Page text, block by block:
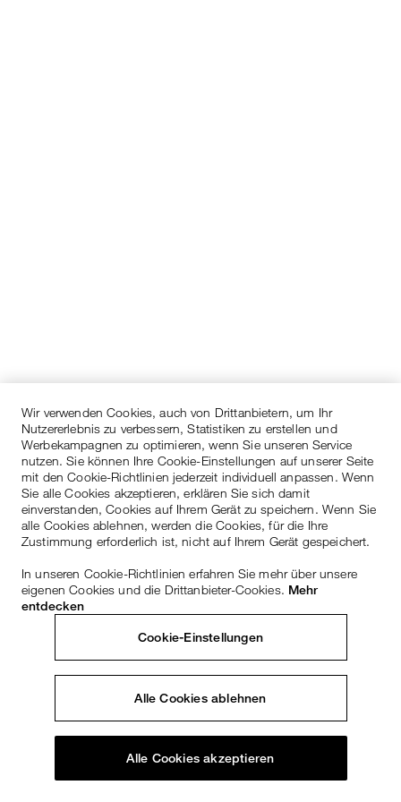
Wir verwenden Cookies, auch von Drittanbietern, um Ihr
Nutzererlebnis zu verbessern, Statistiken zu erstellen und
Werbekampagnen zu optimieren, wenn Sie unseren Service
nutzen. Sie können Ihre Cookie-Einstellungen auf unserer Seite
mit den Cookie-Richtlinien jederzeit individuell anpassen. Wenn
Sie alle Cookies akzeptieren, erklären Sie sich damit
einverstanden, Cookies auf Ihrem Gerät zu speichern. Wenn Sie
alle Cookies ablehnen, werden die Cookies, für die Ihre
Zustimmung erforderlich ist, nicht auf Ihrem Gerät gespeichert.
In unseren Cookie-Richtlinien erfahren Sie mehr über unsere
eigenen Cookies und die Drittanbieter-Cookies. Mehr
entdecken
Cookie-Einstellungen
Alle Cookies ablehnen
Alle Cookies akzeptieren